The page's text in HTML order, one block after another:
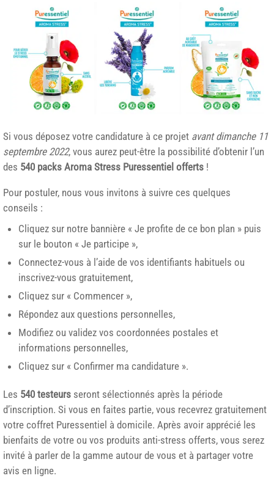
Si vous déposez votre candidature à ce projet avant dimanche 11
septembre 2022, vous aurez peut-être la possibilité d’obtenir l’un
des 540 packs Aroma Stress Puressentiel offerts !
Pour postuler, nous vous invitons à suivre ces quelques
conseils :
Cliquez sur notre bannière « Je profite de ce bon plan » puis
sur le bouton « Je participe »,
Connectez-vous à l’aide de vos identifiants habituels ou
inscrivez-vous gratuitement,
Cliquez sur « Commencer »,
Répondez aux questions personnelles,
Modifiez ou validez vos coordonnées postales et
informations personnelles,
Cliquez sur « Confirmer ma candidature ».
Les 540 testeurs seront sélectionnés après la période
d’inscription. Si vous en faites partie, vous recevrez gratuitement
votre coffret Puressentiel à domicile. Après avoir apprécié les
bienfaits de votre ou vos produits anti-stress offerts, vous serez
invité à parler de la gamme autour de vous et à partager votre
avis en ligne.